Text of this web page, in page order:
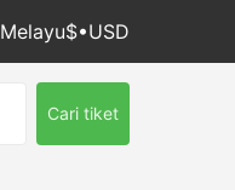
Melayu$•USD
Cari tiket